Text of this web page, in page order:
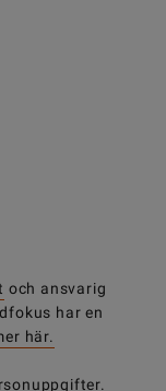
och ansvarig
har en
här.
.